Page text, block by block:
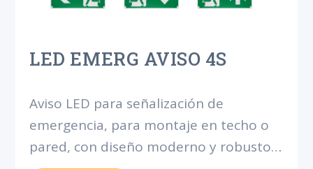
LED EMERG AVISO 4S
Aviso LED para señalización de
emergencia, para montaje en techo o
pared, con diseño moderno y robusto.